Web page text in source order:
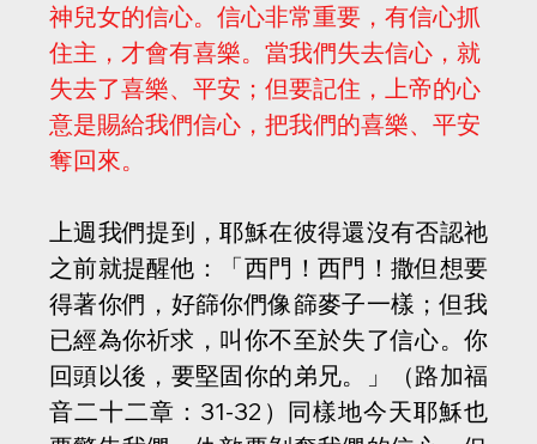
神兒女的信心。信心非常重要，有信心抓
住主，才會有喜樂。當我們失去信心，就
失去了喜樂、平安；但要記住，上帝的心
意是賜給我們信心，把我們的喜樂、平安
奪回來。
上週我們提到，耶穌在彼得還沒有否認祂
之前就提醒他：「西門！西門！撒但想要
得著你們，好篩你們像篩麥子一樣；但我
已經為你祈求，叫你不至於失了信心。你
回頭以後，要堅固你的弟兄。」（路加福
音二十二章：31-32）同樣地今天耶穌也